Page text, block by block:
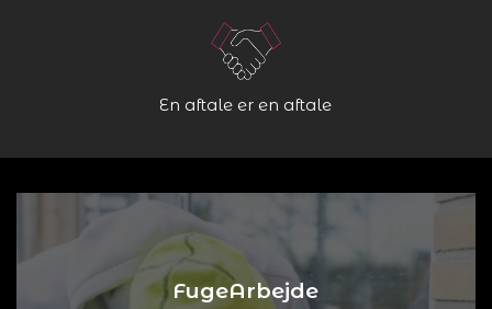
En aftale er en aftale
FugeArbejde